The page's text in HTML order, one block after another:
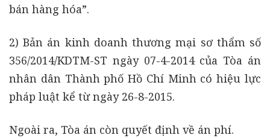
bán hàng hóa”.
2) Bản án kinh doanh thương mại sơ thẩm số
356/2014/KDTM-ST ngày 07-4-2014 của Tòa án
nhân dân Thành phố Hồ Chí Minh có hiệu lực
pháp luật kể từ ngày 26-8-2015.
Ngoài ra, Tòa án còn quyết định về án phí.